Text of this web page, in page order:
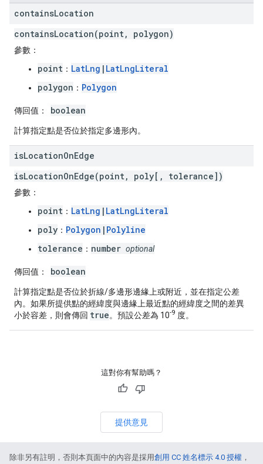
containsLocation
containsLocation(point, polygon)
參數：
point ： LatLng | LatLngLiteral
polygon ： Polygon
傳回值： boolean
計算指定點是否位於指定多邊形內。
isLocationOnEdge
isLocationOnEdge(point, poly[, tolerance])
參數：
point ： LatLng | LatLngLiteral
poly ： Polygon | Polyline
tolerance ： number optional
傳回值： boolean
計算指定點是否位於折線/多邊形邊緣上或附近，並在指定公差
內。如果所提供點的經緯度與邊緣上最近點的經緯度之間的差異
小於容差，則會傳回 true。預設公差為 10-9 度。
這對你有幫助嗎？
提供意見
除非另有註明，否則本頁面中的內容是採用創用 CC 姓名標示 4.0 授權 ，